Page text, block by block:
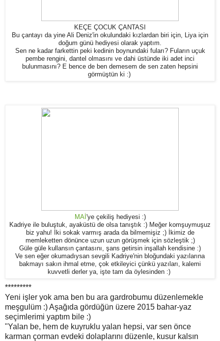
KEÇE ÇOCUK ÇANTASI
Bu çantayı da yine Ali Deniz'in okulundaki kızlardan biri için, Liya için
doğum günü hediyesi olarak yaptım.
Sen ne kadar farkettin peki kedinin boynundaki fuları? Fuların uçuk
pembe rengini, dantel olmasını ve dahi üstünde iki adet inci
bulunmasını? E bence de ben demesem de sen zaten hepsini
görmüştün ki :)
MAİ'ye çekiliş hediyesi :)
Kadriye ile buluştuk, ayaküstü de olsa tanıştık :) Meğer komşuymuşuz
biz yahu! İki sokak varmış arada da bilmemişiz ;) İkimiz de
memleketten dönünce uzun uzun görüşmek için sözleştik ;)
Güle güle kullansın çantasını, şans getirsin inşallah kendisine :)
Ve sen eğer okumadıysan sevgili Kadriye'nin bloğundaki yazılarına
bakmayı sakın ihmal etme, çok etkileyici çünkü yazıları, kalemi
kuvvetli derler ya, işte tam da öylesinden :)
*********
Yeni işler yok ama ben bu ara gardrobumu düzenlemekle
meşgulüm :) Aşağıda gördüğün üzere 2015 bahar-yaz
seçimlerimi yaptım bile :)
"Yalan be, hem de kuyruklu yalan hepsi, var sen önce
karman çorman evdeki dolaplarını düzenle, kusur kalsın